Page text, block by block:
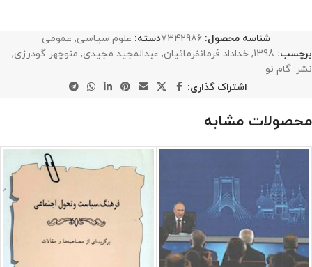
شناسه محصول: 7342986دسته: علوم سیاسی, عمومی
برچسب: 1398
, خداداد فرمانفرمائیان, عبدالمجید مجیدی, منوچهر گودرزی,
نشر: گام نو
اشتراک گذاری:
محصولات مشابه